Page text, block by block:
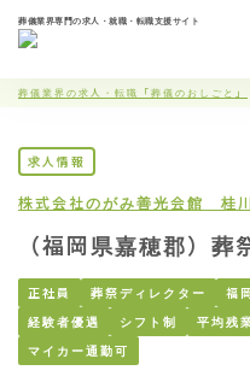
葬儀業界専門の求人・就職・転職支援サイト
葬儀業界の求人・転職「葬儀のおしごと」
求人情報
株式会社のがみ善光会館 桂
（福岡県嘉穂郡）葬
正社員 葬祭ディレクター 福
経験者優遇
シフト制 平均残
マイカー通勤可